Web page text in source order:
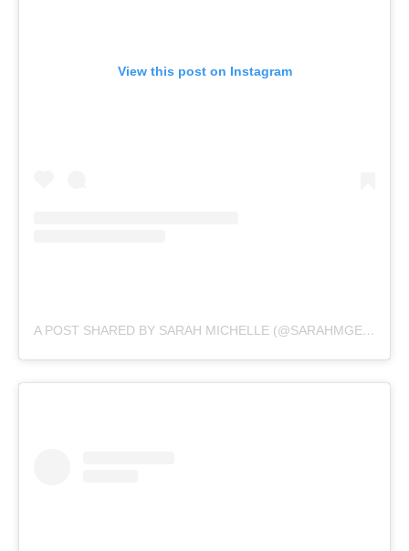
View this post on Instagram
A POST SHARED BY SARAH MICHELLE (@SARAHMGELLAR)